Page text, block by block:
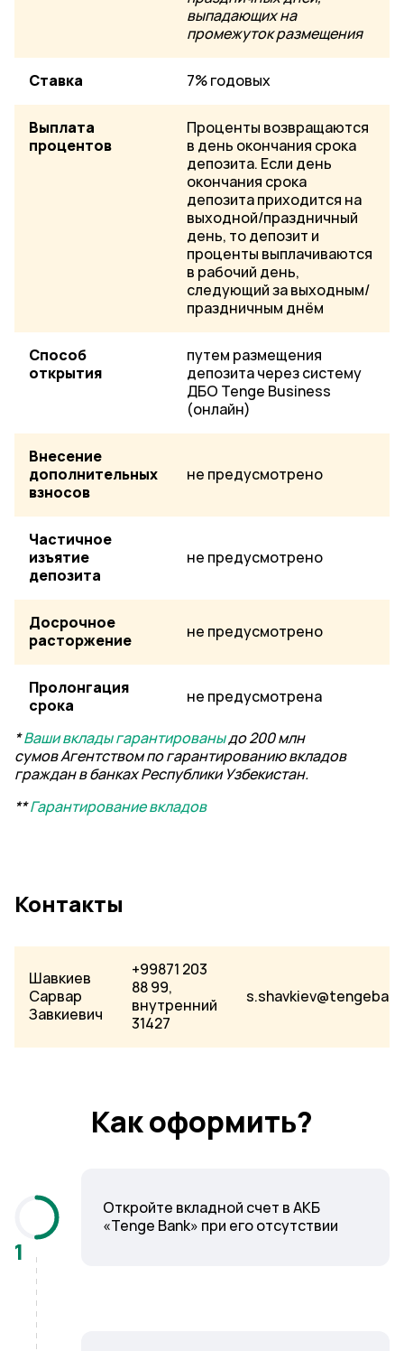
выпадающих на
промежуток размещения
Ставка 7% годовых
Выплата
процентов
Проценты возвращаются
в день окончания срока
депозита. Если день
окончания срока
депозита приходится на
выходной/праздничный
день, то депозит и
проценты выплачиваются
в рабочий день,
следующий за выходным/
праздничным днём
Способ
открытия
путем размещения
депозита через систему
ДБО Tenge Business
(онлайн)
Внесение
дополнительных
взносов
не предусмотрено
Частичное
изъятие
депозита
не предусмотрено
Досрочное
расторжение
не предусмотрено
Пролонгация
срока
не предусмотрена
*Ваши вклады гарантированыдо 200 млн
сумовАгентством по гарантированию вкладов
граждан в банках Республики Узбекистан.
**Гарантирование вкладов
Контакты
Шавкиев
Сарвар
Завкиевич
+99871 203
88 99,
внутренний
31427
Как оформить?
1
Откройте вкладной счет в АКБ
«Tenge Bank» при его отсутствии